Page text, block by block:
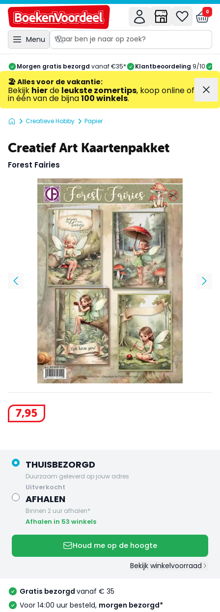
Menu
0
Morgen gratis bezorgd vanaf €35* Klantbeoordeling 9/10
🏖️ Alles voor de vakantie:
Bekijk hierde leukste zomertips, koop online of
in één van de bijna100 winkels.
Creatieve Hobby Papier
Creatief Art Kaartenpakket
Forest Fairies
7,95
THUISBEZORGD
Duurzaam geleverd op jouw adres
uitverkocht
AFHALEN
Binnen 2 uur afhalen*
Afhalen in 53 winkels
Houd me op de hoogte
Bekijk winkelvoorraad
Gratis bezorgd vanaf € 35
Voor 14:00 uur besteld, morgen bezorgd*